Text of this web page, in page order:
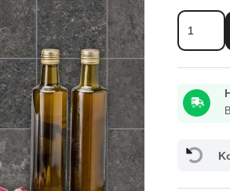
Evimsaray
Arte
Dıamond
cm
adet